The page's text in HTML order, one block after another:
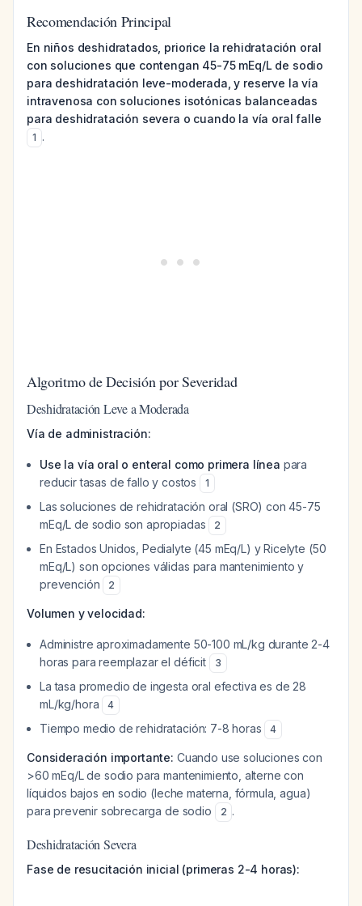
Recomendación Principal
En niños deshidratados, priorice la rehidratación oral
con soluciones que contengan 45-75 mEq/L de sodio
para deshidratación leve-moderada, y reserve la vía
intravenosa con soluciones isotónicas balanceadas
para deshidratación severa o cuando la vía oral falle
1 .
Algoritmo de Decisión por Severidad
Deshidratación Leve a Moderada
Vía de administración:
Use la vía oral o enteral como primera línea para
reducir tasas de fallo y costos
1
Las soluciones de rehidratación oral (SRO) con 45-75
mEq/L de sodio son apropiadas
2
En Estados Unidos, Pedialyte (45 mEq/L) y Ricelyte (50
mEq/L) son opciones válidas para mantenimiento y
prevención
2
Volumen y velocidad:
Administre aproximadamente 50-100 mL/kg durante 2-4
horas para reemplazar el déficit
3
La tasa promedio de ingesta oral efectiva es de 28
mL/kg/hora
4
Tiempo medio de rehidratación: 7-8 horas 4
Consideración importante: Cuando use soluciones con
>60 mEq/L de sodio para mantenimiento, alterne con
líquidos bajos en sodio (leche materna, fórmula, agua)
para prevenir sobrecarga de sodio
2 .
Deshidratación Severa
Fase de resucitación inicial (primeras 2-4 horas):